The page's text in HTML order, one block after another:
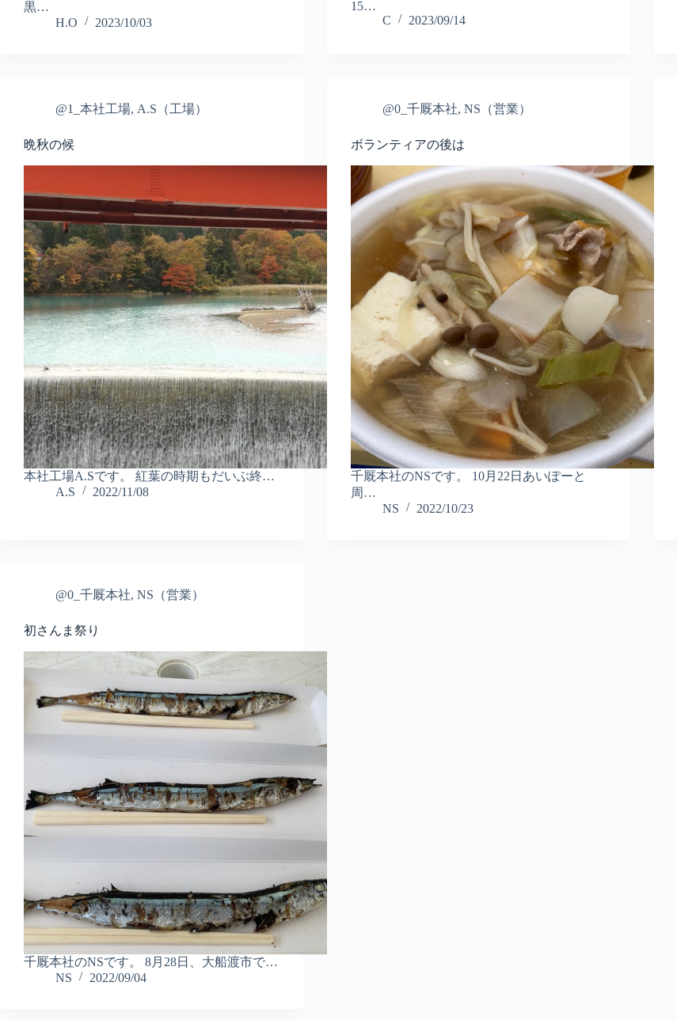
黒…
H.O
2023/10/03
15…
C
2023/09/14
@1_本社工場, A.S（工場）
晩秋の候
本社工場A.Sです。 紅葉の時期もだいぶ終…
A.S
2022/11/08
@0_千厩本社,NS（営業）
ボランティアの後は
千厩本社のNSです。 10月22日あいぽーと
周…
NS
2022/10/23
@0_千厩本社, NS（営業）
初さんま祭り
千厩本社のNSです。 8月28日、大船渡市で…
NS
2022/09/04